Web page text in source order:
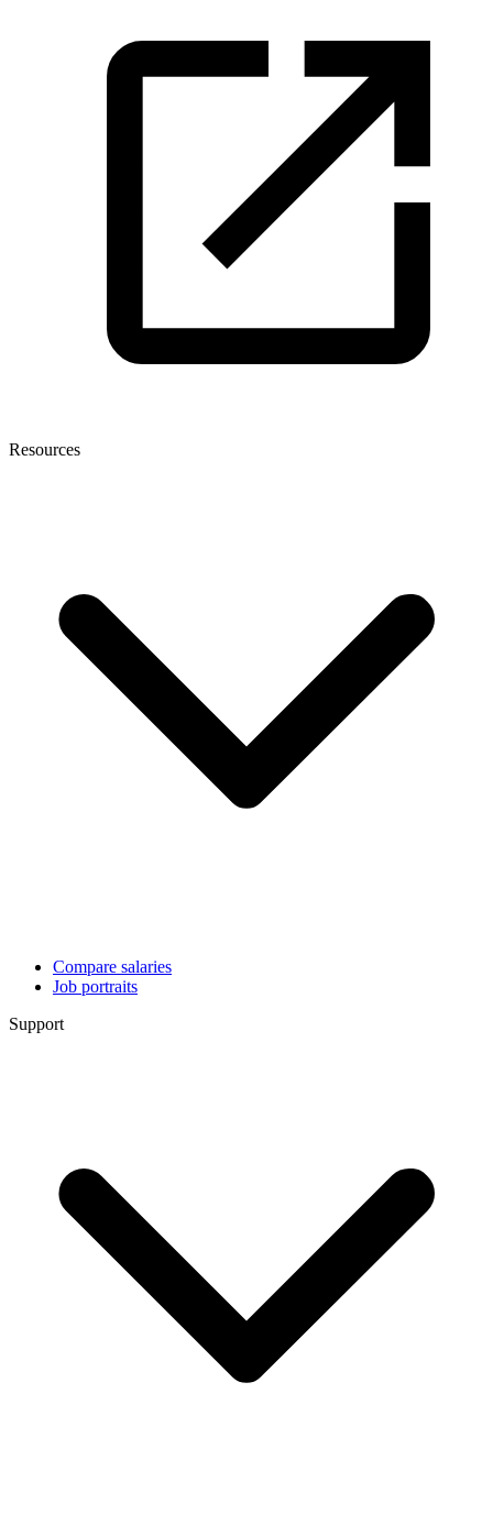
Resources
Compare salaries
Job portraits
Support